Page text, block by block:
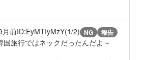
月前ID:EyMTIyMzY(1/2) NG 報告
国旅行ではネックだったんだよ～